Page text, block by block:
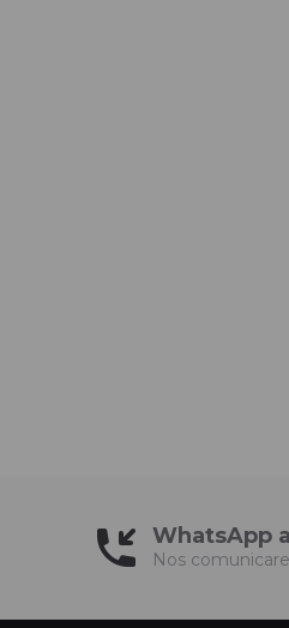
WhatsApp
Nos